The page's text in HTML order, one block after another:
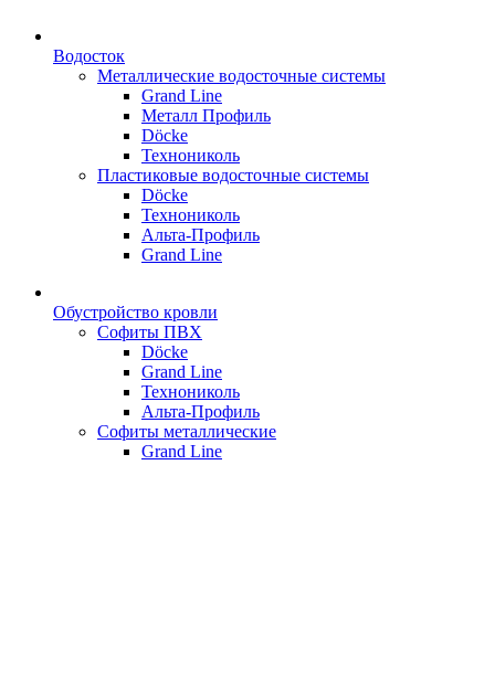
Водосток
Металлические водосточные системы
Grand Line
Металл Профиль
Döсkе
Технониколь
Пластиковые водосточные системы
Döcke
Технониколь
Альта-Профиль
Grand Line
Обустройство кровли
Софиты ПВХ
Döcke
Grand Line
Технониколь
Альта-Профиль
Софиты металлические
Grand Line